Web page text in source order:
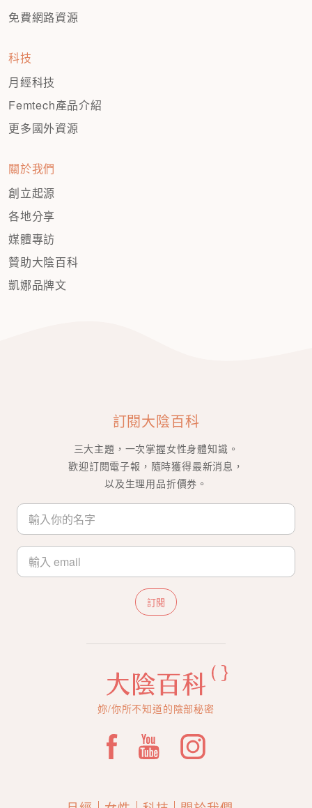
免費網路資源
科技
月經科技
Femtech產品介紹
更多國外資源
關於我們
創立起源
各地分享
媒體專訪
贊助大陰百科
凱娜品牌文
訂閱大陰百科
三大主題，一次掌握女性身體知識。
歡迎訂閱電子報，隨時獲得最新消息，
以及生理用品折價券。
訂閱
妳/你所不知道的陰部秘密